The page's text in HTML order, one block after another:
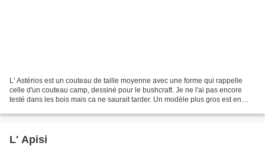
L' Astérios est un couteau de taille moyenne avec une forme qui rappelle
celle d'un couteau camp, dessiné pour le bushcraft. Je ne l'ai pas encore
testé dans les bois mais ca ne saurait tarder. Un modèle plus gros est en
L' Apisi